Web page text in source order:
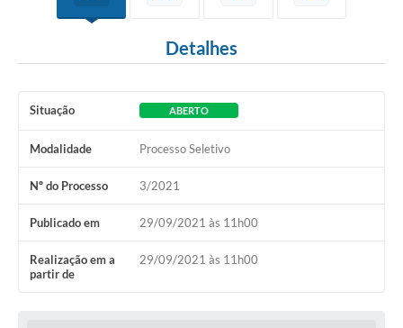
Detalhes
Situação ABERTO
Modalidade Processo Seletivo
Nº do Processo 3/2021
Publicado em 29/09/2021 às 11h00
Realização em a
partir de
29/09/2021 às 11h00